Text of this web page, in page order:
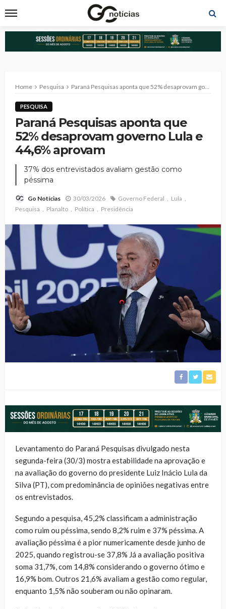
Home Pesquisa Paraná Pesquisas aponta que 52% desaprovam governo Lula e 44,6% aprovam
PESQUISA
Paraná Pesquisas aponta que
52% desaprovam governo Lula e
44,6% aprovam
37% dos entrevistados avaliam gestão como
péssima
Go Notícias 30/03/2026 Governo Federal
Lula
Pesquisa
Planalto Política Presidência
Levantamento do Paraná Pesquisas divulgado nesta
segunda-feira (30/3) mostra estabilidade na aprovação e
na avaliação do governo do presidente Luiz Inácio Lula da
Silva (PT), com predominância de opiniões negativas entre
os entrevistados.
Segundo a pesquisa, 45,2% classificam a administração
como ruim ou péssima, sendo 8,2% ruim e 37% péssima. A
avaliação péssima é a pior numericamente desde junho de
2025, quando registrou-se 37,8% Já a avaliação positiva
soma 31,7%, com 14,8% considerando o governo ótimo e
16,9% bom. Outros 21,6% avaliam a gestão como regular,
enquanto 1,5% não souberam ou não opinaram.